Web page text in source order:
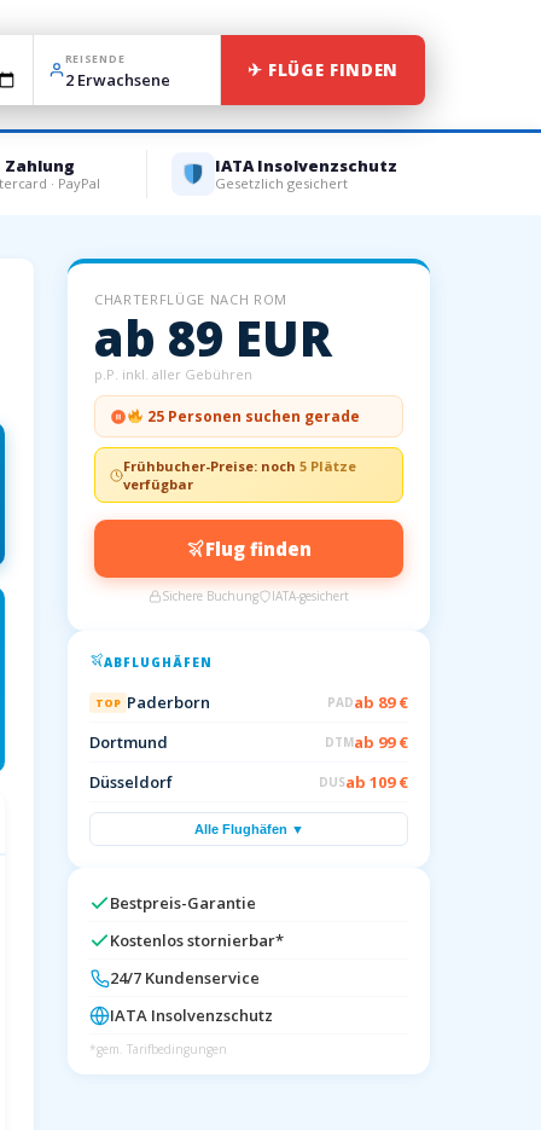
REISENDE
✈ FLÜGE FINDEN
Zahlung
· PayPal
IATA Insolvenzschutz
Gesetzlich gesichert
CHARTERFLÜGE NACH ROM
ab 89 EUR
p.P. inkl. aller Gebühren
25 Personen suchen gerade
Frühbucher-Preise: noch5 Plätze
verfügbar
Flug finden
Sichere Buchung IATA-gesichert
ABFLUGHÄFEN
TOP Paderborn PADab 89 €
Dortmund
DTMab 99 €
Düsseldorf
DUSab 109 €
Alle Flughäfen ▼
Bestpreis-Garantie
Kostenlos stornierbar*
24/7 Kundenservice
IATA Insolvenzschutz
*gem. Tarifbedingungen